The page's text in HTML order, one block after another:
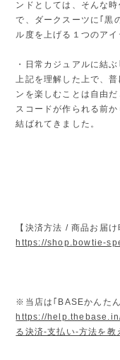
ンドとしては、そんな
で、ダークスーツに｢黒
ル度を上げる１つのア
・日常カジュアルに結
上記を理解した上で、
ンを楽しむことは自由
スコードが作られる前
結ばれてきました。
【決済方法 / 商品お届
https://shop.bowtie-
※当店は｢BASEかんた
https://
る決済-支払い-方法を教